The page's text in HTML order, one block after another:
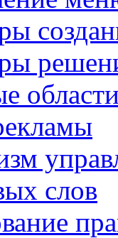
слов